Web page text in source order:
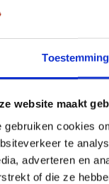
Toestemming
website maakt
gebruiken cookies
te
adverteren en
of die ze
10